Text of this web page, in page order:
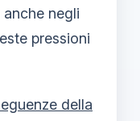
negli
pressioni
della